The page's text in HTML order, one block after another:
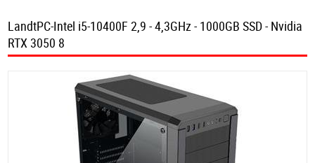
LandtPC-Intel i5-10400F 2,9 - 4,3GHz - 1000GB SSD - Nvidia
RTX 3050 8